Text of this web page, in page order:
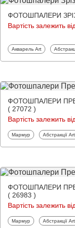
ФОТОШПАЛЕРИ
Вартість залежить
Фотошпалери
Акварель Art
ФОТОШПАЛЕРИ
( 27072 )
Вартість залежить
Фотошпалери
Мармур Фотошпалери
Абстракції Art
ФОТОШПАЛЕРИ
( 26983 )
Вартість залежить
Фотошпалери
Мармур Фотошпалери
Абстракції Art